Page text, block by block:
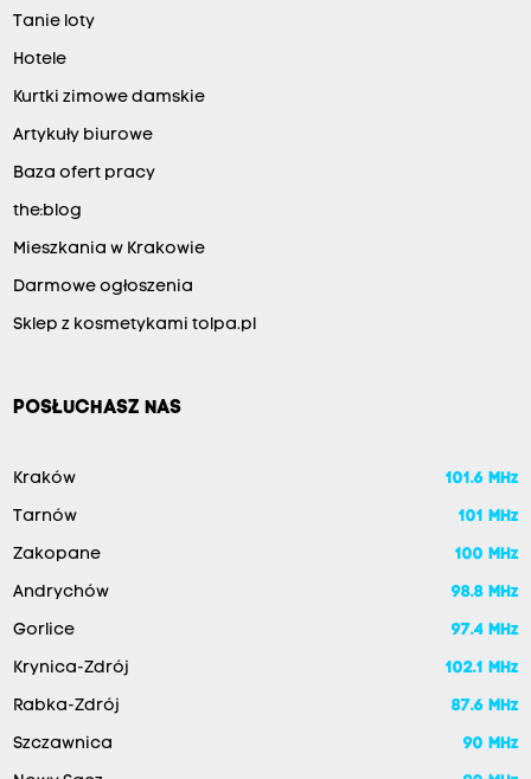
Tanie loty
Hotele
Kurtki zimowe damskie
Artykuły biurowe
Baza ofert pracy
the:blog
Mieszkania w Krakowie
Darmowe ogłoszenia
Sklep z kosmetykami tolpa.pl
POSŁUCHASZ NAS
Kraków 101.6 MHz
Tarnów 101 MHz
Zakopane 100 MHz
Andrychów 98.8 MHz
Gorlice 97.4 MHz
Krynica-Zdrój 102.1 MHz
Rabka-Zdrój 87.6 MHz
Szczawnica 90 MHz